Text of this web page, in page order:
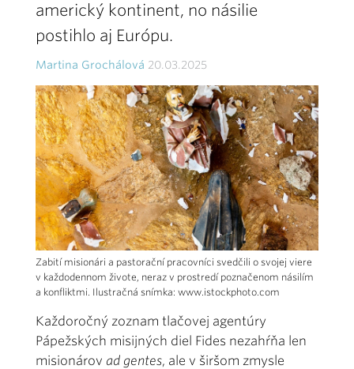
americký kontinent, no násilie
postihlo aj Európu.
Martina Grochálová 20.03.2025
Zabití misionári a pastorační pracovníci svedčili o svojej viere
v každodennom živote, neraz v prostredí poznačenom násilím
a konfliktmi. Ilustračná snímka: www.istockphoto.com
Každoročný zoznam tlačovej agentúry
Pápežských misijných diel Fides nezahŕňa len
misionárov ad gentes, ale v širšom zmysle